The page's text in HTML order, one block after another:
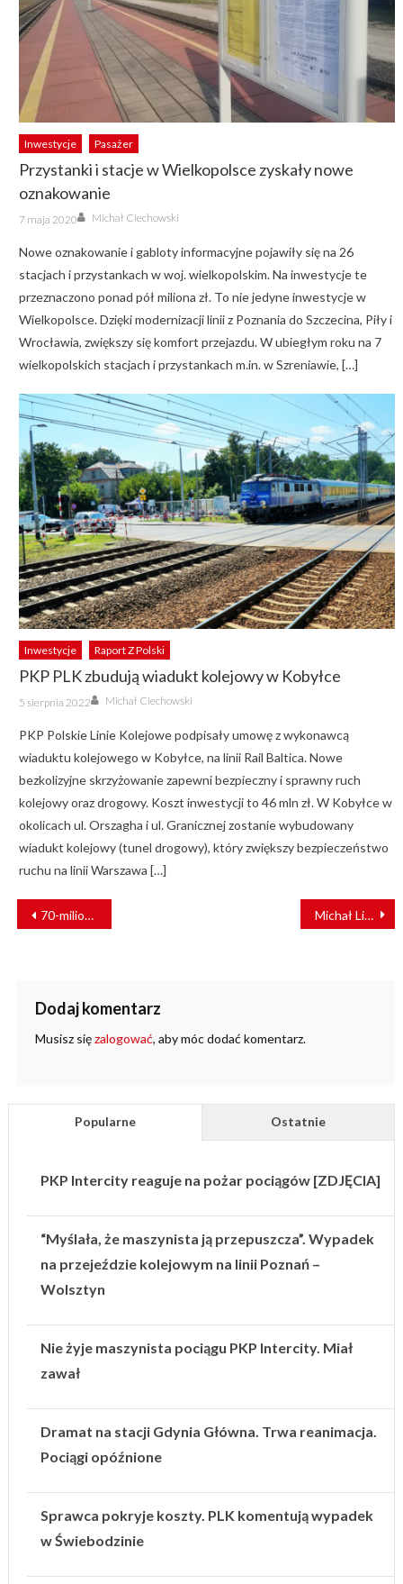
Inwestycje Pasażer
Przystanki i stacje w Wielkopolsce zyskały nowe
oznakowanie
Posted
on
7 maja 2020 Author
Michał Ciechowski
Nowe oznakowanie i gabloty informacyjne pojawiły się na 26
stacjach i przystankach w woj. wielkopolskim. Na inwestycje te
przeznaczono ponad pół miliona zł. To nie jedyne inwestycje w
Wielkopolsce. Dzięki modernizacji linii z Poznania do Szczecina, Piły i
Wrocławia, zwiększy się komfort przejazdu. W ubiegłym roku na 7
wielkopolskich stacjach i przystankach m.in. w Szreniawie, […]
Inwestycje Raport Z Polski
PKP PLK zbudują wiadukt kolejowy w Kobyłce
Posted
on
5 sierpnia 2022 Author
Michał Ciechowski
PKP Polskie Linie Kolejowe podpisały umowę z wykonawcą
wiaduktu kolejowego w Kobyłce, na linii Rail Baltica. Nowe
bezkolizyjne skrzyżowanie zapewni bezpieczny i sprawny ruch
kolejowy oraz drogowy. Koszt inwestycji to 46 mln zł. W Kobyłce w
okolicach ul. Orszagha i ul. Granicznej zostanie wybudowany
wiadukt kolejowy (tunel drogowy), który zwiększy bezpieczeństwo
ruchu na linii Warszawa […]
NAWIGACJA
WPISU
70-milionowy pasażer wsiadł na pokład pociągu Kolei Dolnośląskich Michał Litwin: Największe wyzwanie? Pogodzenie konwencjonalnych norm kolejowych z technologią magrail [WYWIAD]
Dodaj komentarz
Musisz sięzalogować, aby móc dodać komentarz.
Popularne Ostatnie
PKP Intercity reaguje na pożar pociągów [ZDJĘCIA]
“Myślała, że maszynista ją przepuszcza”. Wypadek
na przejeździe kolejowym na linii Poznań –
Wolsztyn
Nie żyje maszynista pociągu PKP Intercity. Miał
zawał
Dramat na stacji Gdynia Główna. Trwa reanimacja.
Pociągi opóźnione
Sprawca pokryje koszty. PLK komentują wypadek
w Świebodzinie